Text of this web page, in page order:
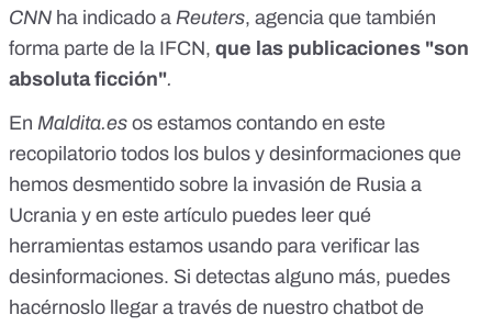
CNN ha indicado a Reuters, agencia que también
forma parte de la IFCN, que las publicaciones "son
absoluta ficción".
En Maldita.es os estamos contando en este
recopilatorio todos los bulos y desinformaciones que
hemos desmentido sobre la invasión de Rusia a
Ucrania y en este artículo puedes leer qué
herramientas estamos usando para verificar las
desinformaciones. Si detectas alguno más, puedes
hacérnoslo llegar a través de nuestro chatbot de